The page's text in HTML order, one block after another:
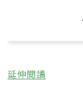
延伸閱讀